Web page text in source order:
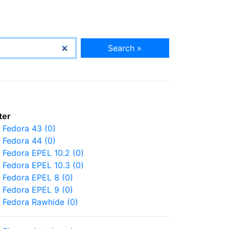
Search »
Fedora 43 (0)
Fedora 44 (0)
Fedora EPEL 10.2 (0)
Fedora EPEL 10.3 (0)
Fedora EPEL 8 (0)
Fedora EPEL 9 (0)
Fedora Rawhide (0)